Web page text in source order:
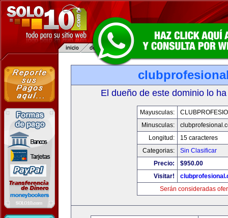
El dueño de este dominio lo
Mayusculas:
Minusculas:
Longitud:
15 caracteres
Categorias:
Sin Clasificar
Precio:
$950.00
Visitar!
Serán consideradas